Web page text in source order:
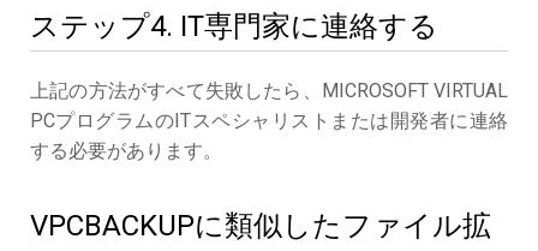
ステップ4. IT専門家に連絡する
上記の方法がすべて失敗したら、MICROSOFT VIRTUAL
PCプログラムのITスペシャリストまたは開発者に連絡
する必要があります。
VPCBACKUPに類似したファイル拡